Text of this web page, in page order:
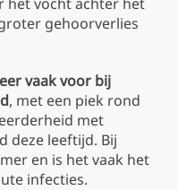
gehoorverlies
vaak voor bij
, met een piek rond
met
deze leeftijd. Bij
en is het vaak het
infecties.